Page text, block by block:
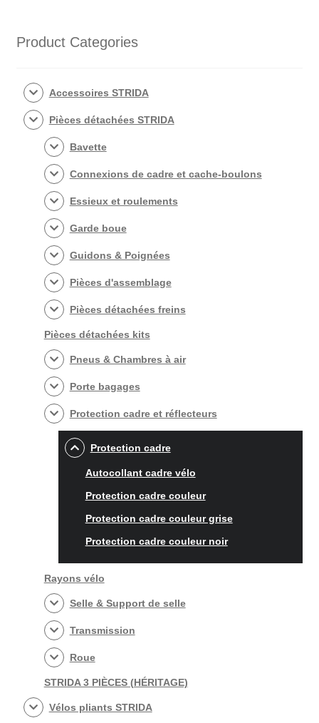
Product Categories
Accessoires STRIDA
Pièces détachées STRIDA
Bavette
Connexions de cadre et cache-boulons
Essieux et roulements
Garde boue
Guidons & Poignées
Pièces d'assemblage
Pièces détachées freins
Pièces détachées kits
Pneus & Chambres à air
Porte bagages
Protection cadre et réflecteurs
Protection cadre
Autocollant cadre vélo
Protection cadre couleur
Protection cadre couleur grise
Protection cadre couleur noir
Rayons vélo
Selle & Support de selle
Transmission
Roue
STRIDA 3 PIÈCES (HÉRITAGE)
Vélos pliants STRIDA